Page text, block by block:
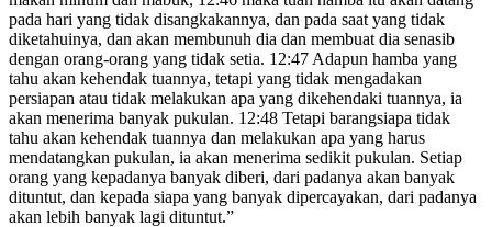
pada hari yang tidak disangkakannya, dan pada saat yang tidak
diketahuinya, dan akan membunuh dia dan membuat dia senasib
dengan orang-orang yang tidak setia. 12:47 Adapun hamba yang
tahu akan kehendak tuannya, tetapi yang tidak mengadakan
persiapan atau tidak melakukan apa yang dikehendaki tuannya, ia
akan menerima banyak pukulan. 12:48 Tetapi barangsiapa tidak
tahu akan kehendak tuannya dan melakukan apa yang harus
mendatangkan pukulan, ia akan menerima sedikit pukulan. Setiap
orang yang kepadanya banyak diberi, dari padanya akan banyak
dituntut, dan kepada siapa yang banyak dipercayakan, dari padanya
akan lebih banyak lagi dituntut.”